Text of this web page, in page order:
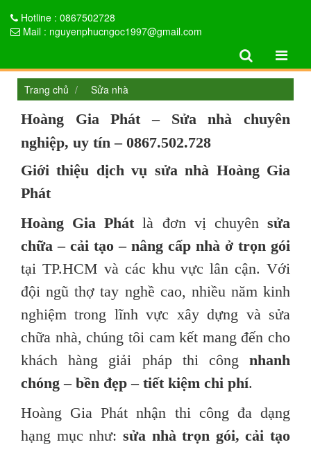
Hotline : 0867502728
Mail : nguyenphucngoc1997@gmail.com
Trang chủ Sửa nhà
Hoàng Gia Phát – Sửa nhà chuyên
nghiệp, uy tín – 0867.502.728
Giới thiệu dịch vụ sửa nhà Hoàng Gia
Phát
Hoàng Gia Phátlà đơn vị chuyênsửa
chữa – cải tạo – nâng cấp nhà ở trọn gói
tại TP.HCM và các khu vực lân cận. Với
đội ngũ thợ tay nghề cao, nhiều năm kinh
nghiệm trong lĩnh vực xây dựng và sửa
chữa nhà, chúng tôi cam kết mang đến cho
khách hàng giải pháp thi công nhanh
chóng – bền đẹp – tiết kiệm chi phí.
Hoàng Gia Phát nhận thi công đa dạng
hạng mục như: sửa nhà trọn gói, cải tạo